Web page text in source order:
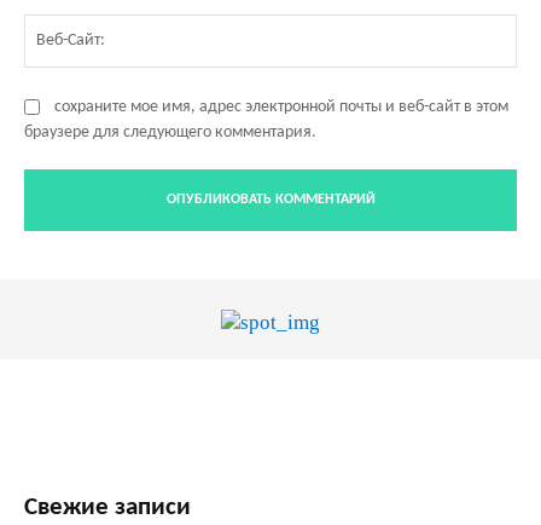
сохраните мое имя, адрес электронной почты и веб-сайт в этом
браузере для следующего комментария.
Свежие записи